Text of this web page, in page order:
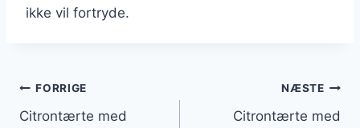
ikke vil fortryde.
Indlægsnavigation
FORRIGE
Citrontærte med
NÆSTE
Citrontærte med